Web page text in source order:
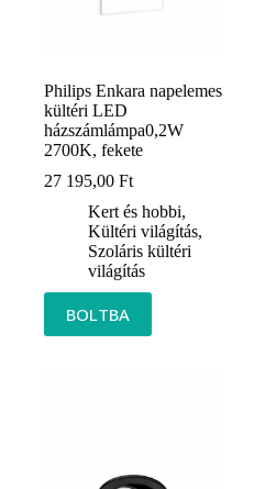
Philips Enkara napelemes
kültéri LED
házszámlámpa0,2W
2700K, fekete
27 195,00 Ft
Kert és hobbi,
Kültéri világítás,
Szoláris kültéri
világítás
BOLTBA